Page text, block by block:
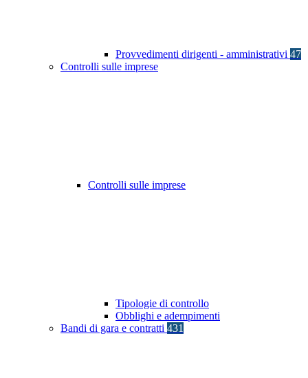
Provvedimenti dirigenti - amministrativi 47
Controlli sulle imprese
Controlli sulle imprese
Tipologie di controllo
Obblighi e adempimenti
Bandi di gara e contratti 431